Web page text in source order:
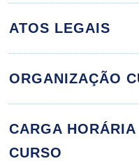
ATOS LEGAIS
ORGANIZAÇÃO
CARGA
CURSO